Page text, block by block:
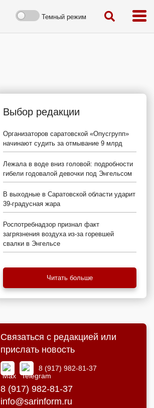
Темный режим
Выбор редакции
Организаторов саратовской «Опусгрупп»
начинают судить за отмывание 9 млрд
Лежала в воде вниз головой: подробности
гибели годовалой девочки под Энгельсом
В выходные в Саратовской области ударит
39-градусная жара
Роспотребнадзор признал факт
загрязнения воздуха из-за горевшей
свалки в Энгельсе
Читать больше
Связаться с редакцией или
прислать новость
8 (917) 982-81-37
8 (917) 982-81-37
info@sarinform.ru